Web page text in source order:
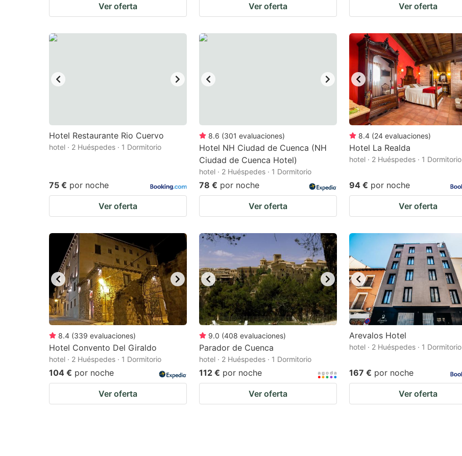
Ver oferta Ver oferta Ver oferta
Hotel Restaurante Rio Cuervo
hotel · 2 Huéspedes · 1 Dormitorio
75 € por noche
Ver oferta
8.6 (301 evaluaciones)
Hotel NH Ciudad de Cuenca (NH
Ciudad de Cuenca Hotel)
hotel · 2 Huéspedes · 1 Dormitorio
78 € por noche
Ver oferta
8.4 (24 evaluaciones)
Hotel La Realda
hotel · 2 Huéspedes · 1 Dormitorio
94 € por noche
Ver oferta
8.4 (339 evaluaciones)
Hotel Convento Del Giraldo
hotel · 2 Huéspedes · 1 Dormitorio
104 € por noche
Ver oferta
9.0 (408 evaluaciones)
Parador de Cuenca
hotel · 2 Huéspedes · 1 Dormitorio
112 € por noche
Ver oferta
Arevalos Hotel
hotel · 2 Huéspedes · 1 Dormitorio
167 € por noche
Ver oferta